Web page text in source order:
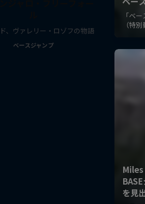
、ヴァレリー・ロゾフの物語
ベースジャンプ